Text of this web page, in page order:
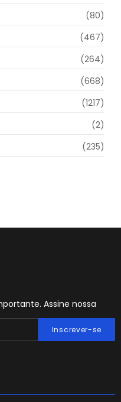
(80)
(467)
(264)
(668)
(1217)
(2)
(235)
Assine nossa
Inscrever-se